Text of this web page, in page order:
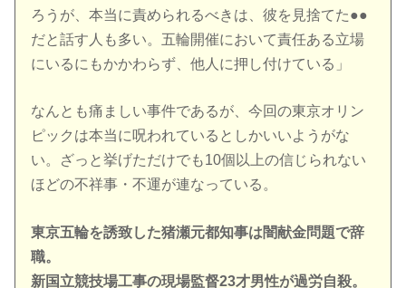
ろうが、本当に責められるべきは、彼を見捨てた●●
だと話す人も多い。五輪開催において責任ある立場
にいるにもかかわらず、他人に押し付けている」
なんとも痛ましい事件であるが、今回の東京オリン
ピックは本当に呪われているとしかいいようがな
い。ざっと挙げただけでも10個以上の信じられない
ほどの不祥事・不運が連なっている。
東京五輪を誘致した猪瀬元都知事は闇献金問題で辞
職。
新国立競技場工事の現場監督23才男性が過労自殺。